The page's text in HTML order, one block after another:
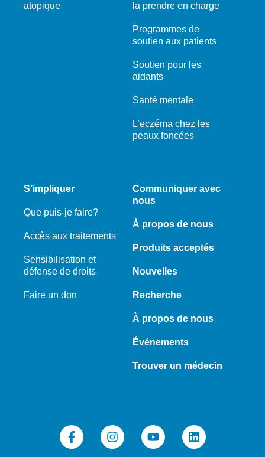
atopique
la prendre en charge
Programmes de
soutien aux patients
Soutien pour les
aidants
Santé mentale
L’eczéma chez les
peaux foncées
S’impliquer
Que puis-je faire?
Accès aux traitements
Sensibilisation et
défense de droits
Faire un don
Communiquer avec
nous
À propos de nous
Produits acceptés
Nouvelles
Recherche
À propos de nous
Événements
Trouver un médecin